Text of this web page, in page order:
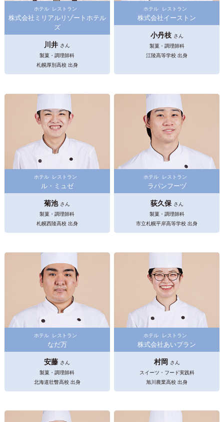
ホテル レストラン
株式会社ミリアルリゾートホテル
ズ
川井 さん
製菓・調理師科
札幌厚別高校 出身
ホテル レストラン
株式会社イーストン
小丹枝 さん
製菓・調理師科
江陵高等学校 出身
ホテル レストラン
ル・ミュゼ
菊池 さん
製菓・調理師科
札幌西陵高校 出身
ホテル レストラン
ラパンフーヅ
荻久保 さん
製菓・調理師科
市立札幌平岸高等学校 出身
ホテル レストラン
なだ万
安藤 さん
製菓・調理師科
北海道壮瞥高校 出身
ホテル レストラン
株式会社あいプラン
村岡
さん
スイーツ・フード実践科
旭川農業高校 出身